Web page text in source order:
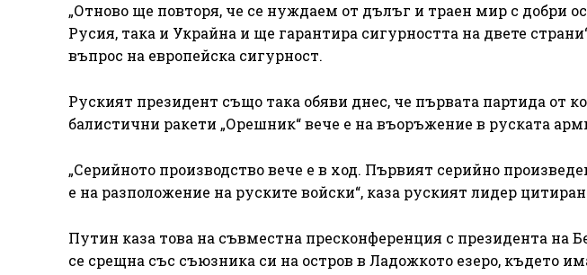
„Отново ще повторя, че се нуждаем от дълъг и траен мир с добри
Русия, така и Украйна и ще гарантира сигурността на двете
въпрос на европейска сигурност.
Руският президент също така обяви днес, че първата партида от
балистични ракети „Орешник“ вече е на въоръжение в руската
„Серийното производство вече е в ход. Първият серийно
е на разположение на руските войски“, каза руският лидер
Путин каза това на съвместна пресконференция с президента на
се срещна със съюзника си на остров в Ладожкото езеро, където